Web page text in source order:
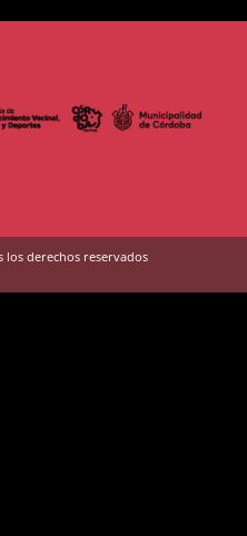
derechos reservados